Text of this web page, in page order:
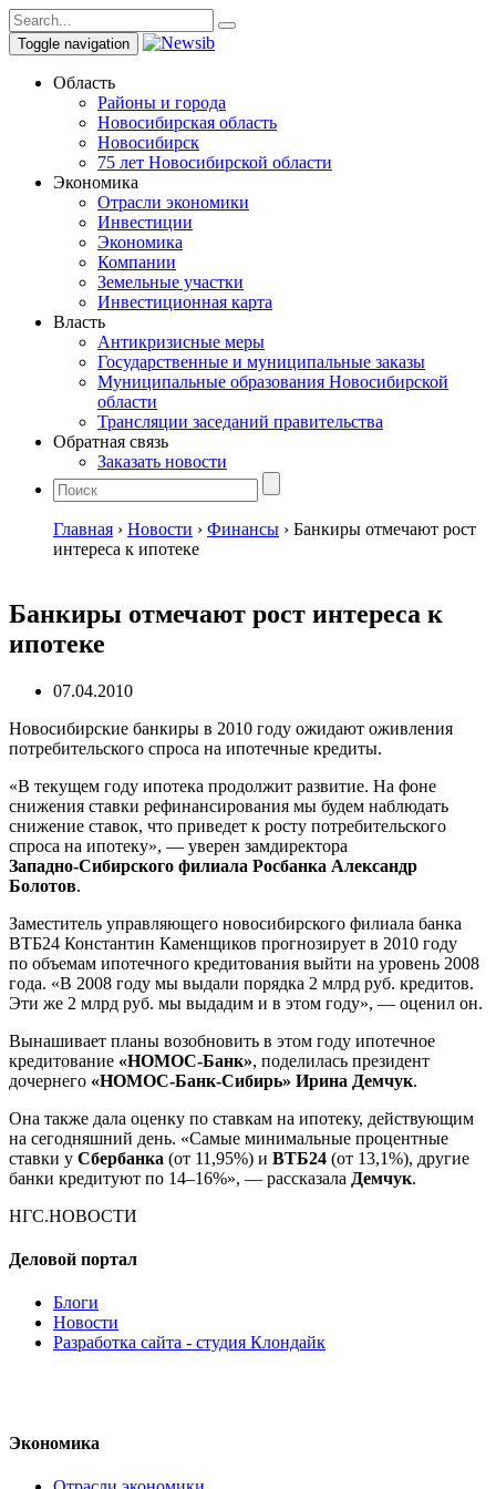
Toggle navigation
Область
Районы и города
Новосибирская область
Новосибирск
75 лет Новосибирской области
Экономика
Отрасли экономики
Инвестиции
Экономика
Компании
Земельные участки
Инвестиционная карта
Власть
Антикризисные меры
Государственные и муниципальные заказы
Муниципальные образования Новосибирской
области
Трансляции заседаний правительства
Обратная связь
Заказать новости
Главная › Новости › Финансы › Банкиры отмечают рост
интереса к ипотеке
Банкиры отмечают рост интереса к
ипотеке
07.04.2010
Новосибирские банкиры в 2010 году ожидают оживления
потребительского спроса на ипотечные кредиты.
«В текущем году ипотека продолжит развитие. На фоне
снижения ставки рефинансирования мы будем наблюдать
снижение ставок, что приведет к росту потребительского
спроса на ипотеку», — уверен замдиректора
Западно-Сибирского филиала Росбанка Александр
Болотов.
Заместитель управляющего новосибирского филиала банка
ВТБ24 Константин Каменщиков прогнозирует в 2010 году
по объемам ипотечного кредитования выйти на уровень 2008
года. «В 2008 году мы выдали порядка 2 млрд руб. кредитов.
Эти же 2 млрд руб. мы выдадим и в этом году», — оценил он.
Вынашивает планы возобновить в этом году ипотечное
кредитование «НОМОС-Банк», поделилась президент
дочернего «НОМОС-Банк-Сибирь» Ирина Демчук.
Она также дала оценку по ставкам на ипотеку, действующим
на сегодняшний день. «Самые минимальные процентные
ставки у Сбербанка (от 11,95%) и ВТБ24 (от 13,1%), другие
банки кредитуют по 14–16%», — рассказала Демчук.
НГС.НОВОСТИ
Деловой портал
Блоги
Новости
Разработка сайта - студия Клондайк
Экономика